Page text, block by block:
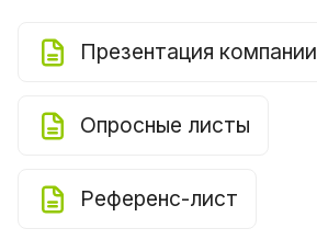
Презентация компании
Опросные листы
Референс-лист